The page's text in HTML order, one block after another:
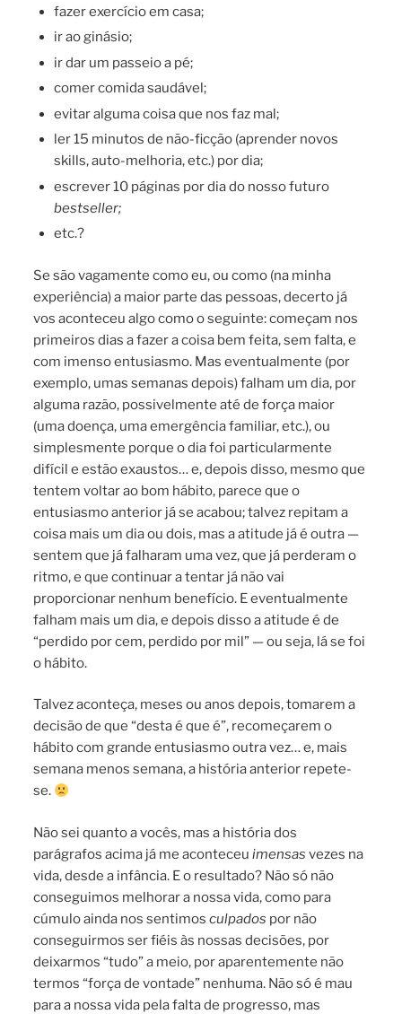
fazer exercício em casa;
ir ao ginásio;
ir dar um passeio a pé;
comer comida saudável;
evitar alguma coisa que nos faz mal;
ler 15 minutos de não-ficção (aprender novos
skills, auto-melhoria, etc.) por dia;
escrever 10 páginas por dia do nosso futuro
bestseller;
etc.?
Se são vagamente como eu, ou como (na minha
experiência) a maior parte das pessoas, decerto já
vos aconteceu algo como o seguinte: começam nos
primeiros dias a fazer a coisa bem feita, sem falta, e
com imenso entusiasmo. Mas eventualmente (por
exemplo, umas semanas depois) falham um dia, por
alguma razão, possivelmente até de força maior
(uma doença, uma emergência familiar, etc.), ou
simplesmente porque o dia foi particularmente
difícil e estão exaustos… e, depois disso, mesmo que
tentem voltar ao bom hábito, parece que o
entusiasmo anterior já se acabou; talvez repitam a
coisa mais um dia ou dois, mas a atitude já é outra —
sentem que já falharam uma vez, que já perderam o
ritmo, e que continuar a tentar já não vai
proporcionar nenhum benefício. E eventualmente
falham mais um dia, e depois disso a atitude é de
“perdido por cem, perdido por mil” — ou seja, lá se foi
o hábito.
Talvez aconteça, meses ou anos depois, tomarem a
decisão de que “desta é que é”, recomeçarem o
hábito com grande entusiasmo outra vez… e, mais
semana menos semana, a história anterior repete-
se.
Não sei quanto a vocês, mas a história dos
parágrafos acima já me aconteceuimensas vezes na
vida, desde a infância. E o resultado? Não só não
conseguimos melhorar a nossa vida, como para
cúmulo ainda nos sentimosculpados por não
conseguirmos ser fiéis às nossas decisões, por
deixarmos “tudo” a meio, por aparentemente não
termos “força de vontade” nenhuma. Não só é mau
para a nossa vida pela falta de progresso, mas